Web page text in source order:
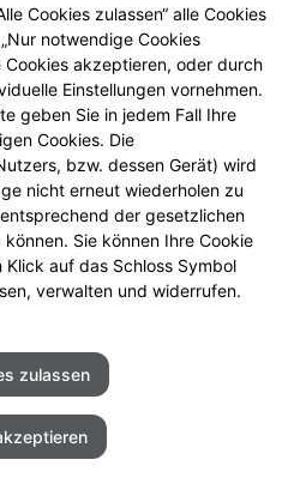
Kontakt
Impressum
Barrierefreiheit
Apotheke
Cookies zulassen“ alle Cookies
notwendige Cookies
akzeptieren, oder durch
Einstellungen vornehmen.
geben Sie in jedem Fall Ihre
Cookies. Die
bzw. dessen Gerät) wird
nicht erneut wiederholen zu
der gesetzlichen
Sie können Ihre Cookie
auf das Schloss Symbol
verwalten und widerrufen.
zulassen